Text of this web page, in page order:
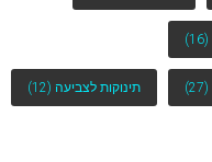
(16)
(27) תינוקות לצביעה (12)